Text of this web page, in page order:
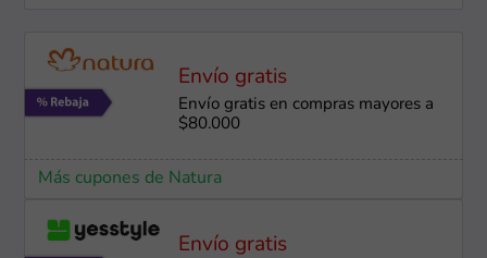
Envío gratis
Envío gratis en compras mayores a
$80.000
Más cupones de Natura
Envío gratis